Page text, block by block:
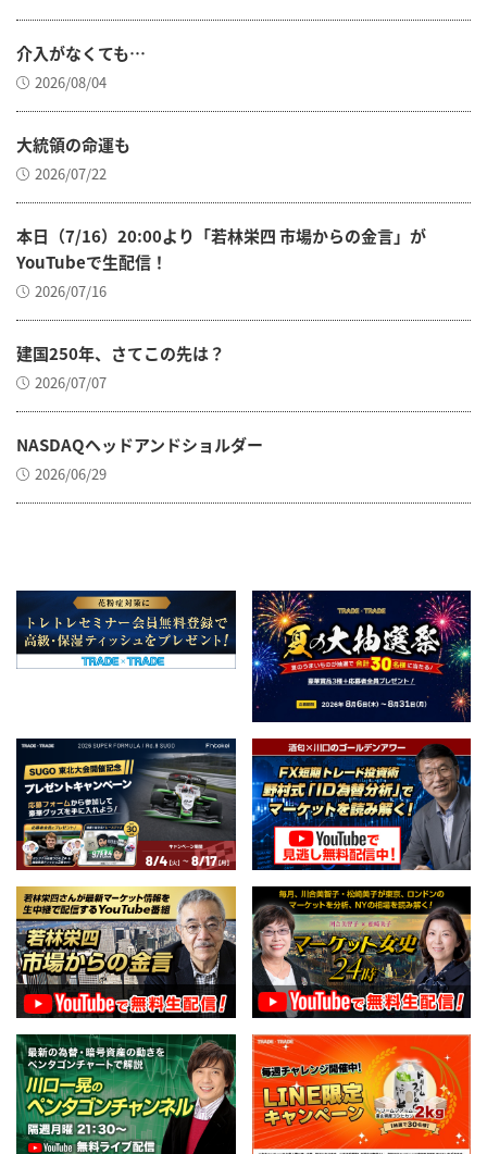
介入がなくても…
2026/08/04
大統領の命運も
2026/07/22
本日（7/16）20:00より「若林栄四 市場からの金言」が
YouTubeで生配信！
2026/07/16
建国250年、さてこの先は？
2026/07/07
NASDAQヘッドアンドショルダー
2026/06/29